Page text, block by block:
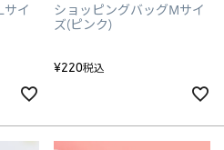
サイ
ショッピングバッグMサイ
ズ(ピンク)
¥220税込